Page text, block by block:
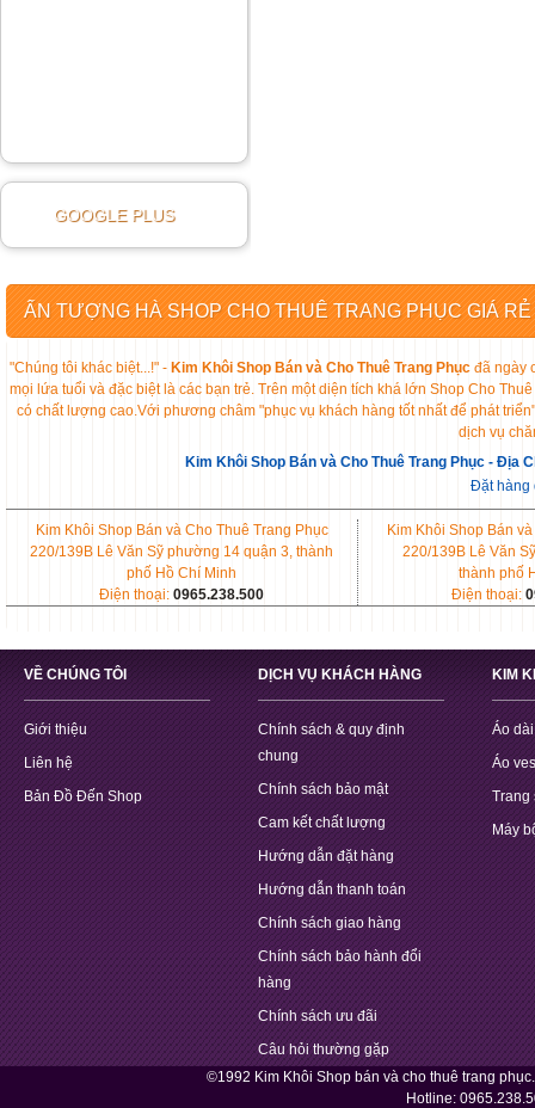
GOOGLE PLUS
ẤN TƯỢNG HÀ SHOP CHO THUÊ TRANG PHỤC GIÁ
"Chúng tôi khác biệt...!" - Kim Khôi Shop Bán và Cho Thuê Trang Phụcđã ngày
mọi lứa tuổi và đặc biệt là các bạn trẻ. Trên một diện tích khá lớn Shop Cho
có chất lượng cao.Với phương châm "phục vụ khách hàng tốt nhất để phát
dịch vụ
Kim Khôi Shop Bán và Cho Thuê Trang Phục - Địa
Đặt hàng
Kim Khôi Shop Bán và Cho Thuê Trang Phục
220/139B Lê Văn Sỹ phường 14 quận 3, thành
phố Hồ Chí Minh
Điện thoại: 0965.238.500
Kim Khôi Shop Bán
220/139B Lê Văn
thành phố
Điện thoại:
VỀ CHÚNG TÔI
Giới thiệu
Liên hệ
Bản Đồ Đến Shop
DỊCH VỤ KHÁCH HÀNG
Chính sách & quy định
chung
Chính sách bảo mật
Cam kết chất lượng
Hướng dẫn đặt hàng
Hướng dẫn thanh toán
Chính sách giao hàng
Chính sách bảo hành đổi
hàng
Chính sách ưu đãi
Câu hỏi thường gặp
KIM
Áo
Áo
Trang
Máy
©1992 Kim Khôi Shop bán và cho thuê trang
Hotline: